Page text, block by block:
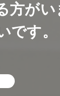
方がい
です。